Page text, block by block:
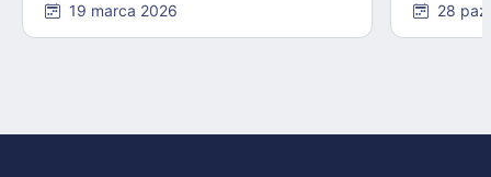
19 marca 2026 28